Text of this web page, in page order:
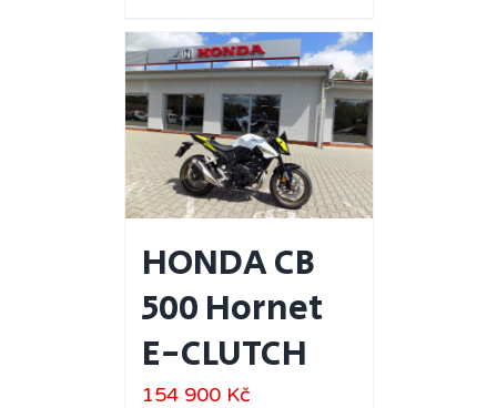
HONDA CB
500 Hornet
E-CLUTCH
154 900 Kč